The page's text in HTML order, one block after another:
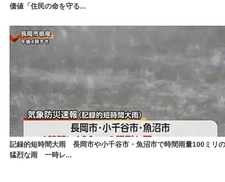
価値「住民の命を守る...
記録的短時間大雨 長岡市や小千谷市・魚沼市で時間雨量100ミリ
猛烈な雨 一時レ...